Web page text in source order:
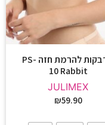
מדבקות להרמת חזה PS-
10 Rabbit
JULIMEX
₪59.90